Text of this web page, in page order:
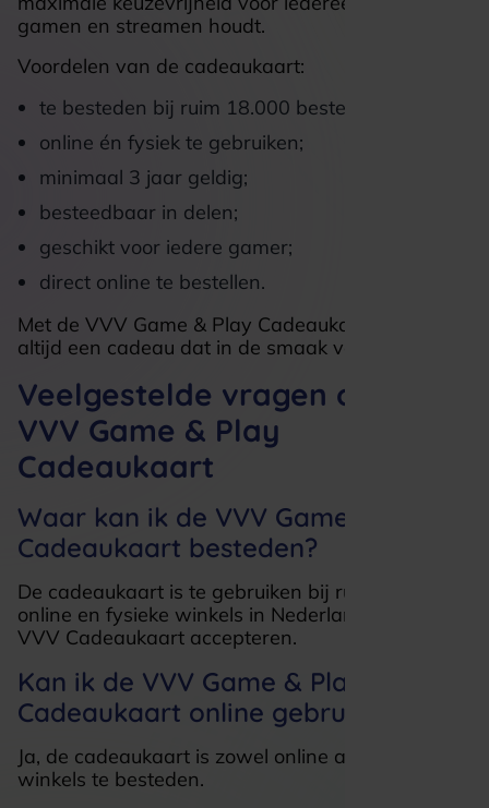
gamen en streamen houdt.
Voordelen van de cadeaukaart:
te besteden bij ruim 18.000 bestedingslocaties;
online én fysiek te gebruiken;
minimaal 3 jaar geldig;
besteedbaar in delen;
geschikt voor iedere gamer;
direct online te bestellen.
Met de VVV Game & Play Cadeaukaart geef je
altijd een cadeau dat in de smaak valt.
Veelgestelde vragen over de
VVV Game & Play
Cadeaukaart
Waar kan ik de VVV Game & Play
Cadeaukaart besteden?
De cadeaukaart is te gebruiken bij ruim 18.000
online en fysieke winkels in Nederland die de
VVV Cadeaukaart accepteren.
Kan ik de VVV Game & Play
Cadeaukaart online gebruiken?
Ja, de cadeaukaart is zowel online als in fysieke
winkels te besteden.